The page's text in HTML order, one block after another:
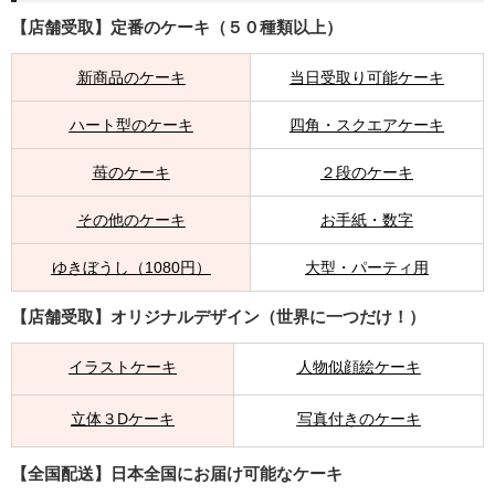
【店舗受取】定番のケーキ（５０種類以上）
新商品のケーキ 当日受取り可能ケーキ
ハート型のケーキ 四角・スクエアケーキ
苺のケーキ ２段のケーキ
その他のケーキ お手紙・数字
ゆきぼうし（1080円） 大型・パーティ用
【店舗受取】オリジナルデザイン（世界に一つだけ！）
イラストケーキ 人物似顔絵ケーキ
立体３Dケーキ 写真付きのケーキ
【全国配送】日本全国にお届け可能なケーキ